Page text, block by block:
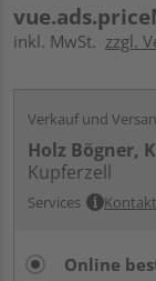
inkl. MwSt. zzgl.
Verkauf und
Holz Bögner,
Kupferzell
Services Kontakt
Online